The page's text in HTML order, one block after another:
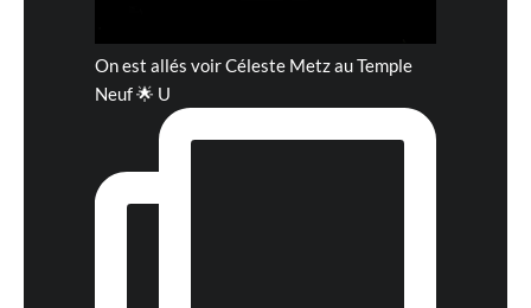
On est allés voir Céleste Metz au Temple
Neuf 🌟 U